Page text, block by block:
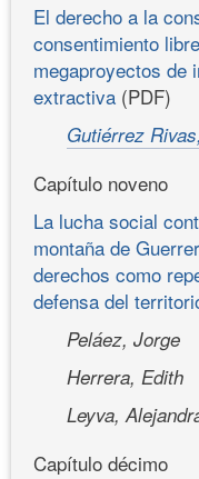
El derecho a la
consentimiento
megaproyectos de
extractiva (PDF)
Gutiérrez
Capítulo noveno
La lucha social
montaña de
derechos como
defensa del
Peláez, Jorge
Herrera, Edith
Leyva,
Capítulo décimo